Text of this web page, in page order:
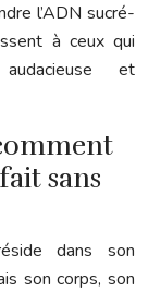
l’ADN sucré-
à ceux qui
et
sans
dans son
son corps, son